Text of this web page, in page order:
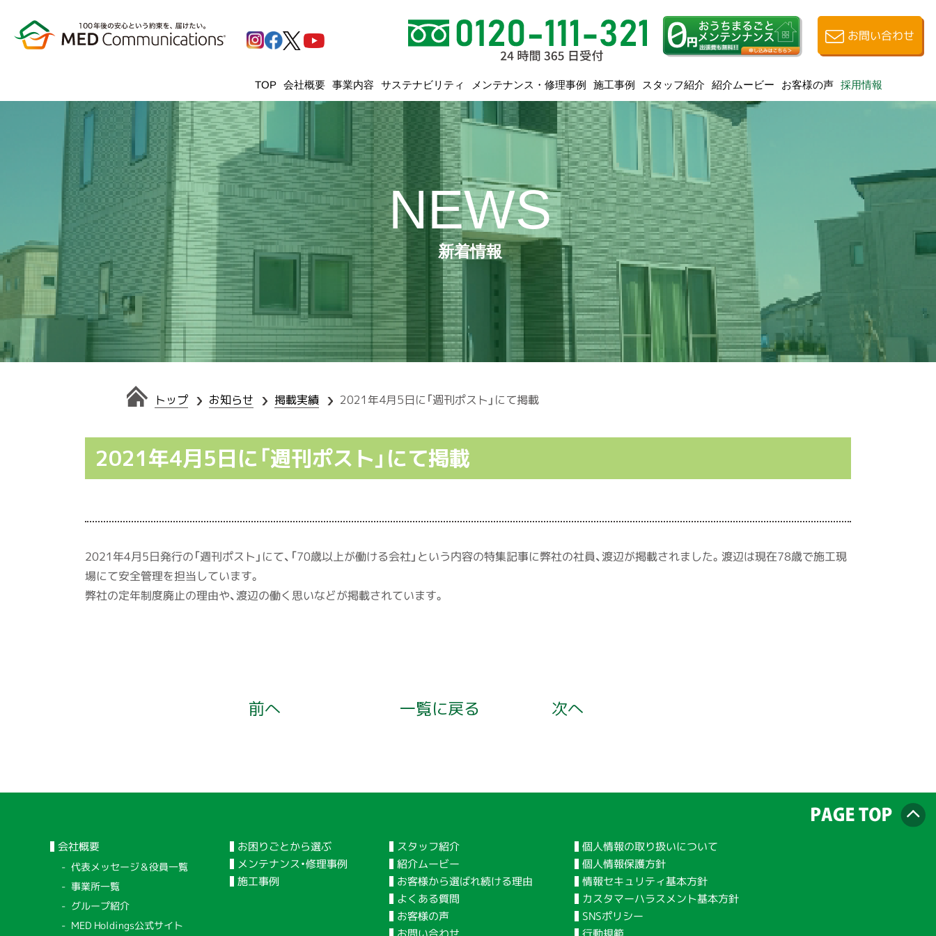
お問い合わせ
TOP 会社概要 事業内容 サステナビリティ メンテナンス・修理事例 施工事例 スタッフ紹介 紹介ムービー お客様の声 採用情報
NEWS
新着情報
トップ お知らせ 掲載実績 2021年4月5日に「週刊ポスト」にて掲載
2021年4月5日に「週刊ポスト」にて掲載
2021年4月5日発行の「週刊ポスト」にて、「70歳以上が働ける会社」という内容の特集記事に弊社の社員、渡辺が掲載されました。渡辺は現在78歳で施工現
場にて安全管理を担当しています。
弊社の定年制度廃止の理由や、渡辺の働く思いなどが掲載されています。
前へ 一覧に戻る 次へ
会社概要
代表メッセージ＆役員一覧
事業所一覧
グループ紹介
MED Holdings公式サイト
お困りごとから選ぶ
メンテナンス・修理事例
施工事例
スタッフ紹介
紹介ムービー
お客様から選ばれ続ける理由
よくある質問
お客様の声
個人情報の取り扱いについて
個人情報保護方針
情報セキュリティ基本方針
カスタマーハラスメント基本方針
SNSポリシー